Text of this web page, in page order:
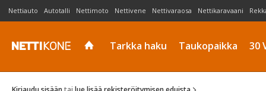
Nettiauto Autotalli Nettimoto Nettivene Nettivaraosa Nettikaravaani
Tarkka haku Taukopaikka 30